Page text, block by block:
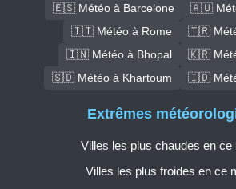
🇪🇸 Météo à Barcelone
🇦🇺
🇮🇹 Météo à Rome
🇹🇷
🇮🇳 Météo à Bhopal
🇰🇷
🇸🇩 Météo à Khartoum
🇮🇩
Extrêmes
Villes les plus chaudes en ce
Villes les plus froides en ce